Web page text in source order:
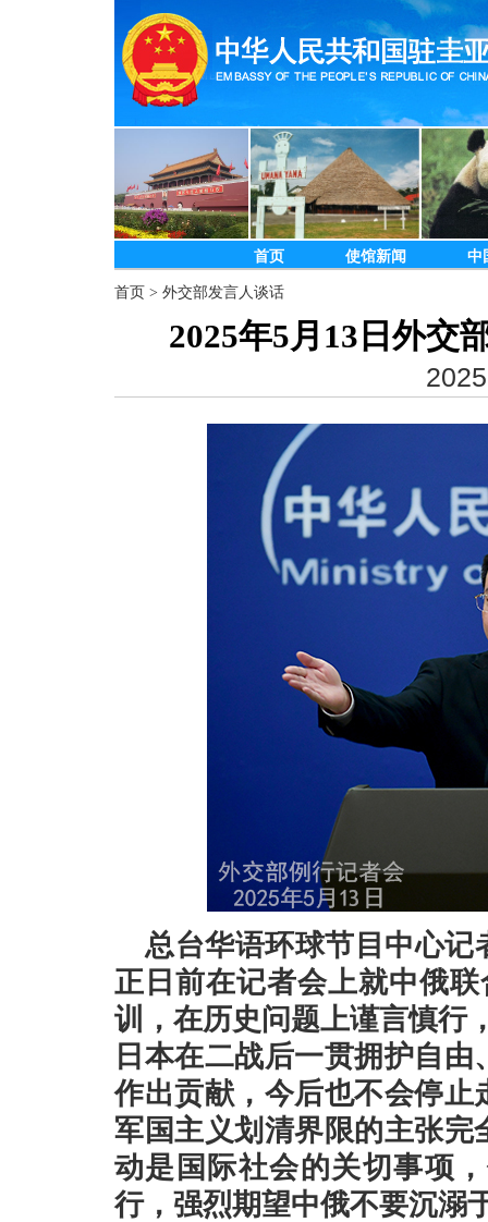
首页 使馆新闻 中
首页 > 外交部发言人谈话
2025年5月13日外交
总台华语环球节目中心记
正日前在记者会上就中俄
训，在历史问题上谨言慎行
日本在二战后一贯拥护自
作出贡献，今后也不会停
军国主义划清界限的主张
动是国际社会的关切事项
行，强烈期望中俄不要沉溺